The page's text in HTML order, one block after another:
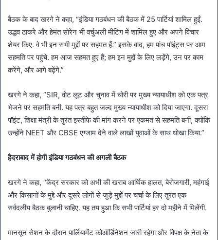
बैठक के बाद खरगे ने कहा, “इंडिया गठबंधन की बैठक में 25 पार्टियां शामिल हुईं.
उद्धव ठाकरे और हेमंत सोरेन भी वर्चुअली मीटिंग में शामिल हुए और अपने विचार
शेयर किए. वे भी इन सभी मुद्दों पर सहमत हैं.” इसके बाद, हम पांच पॉइंट्स पर आम
सहमति पर पहुंचे. हम आज सहमत हुए हैं; हम इन मुद्दों के लिए लड़ेंगे, उन पर काम
करेंगे, और आगे बढ़ेंगे.”
खरगे ने कहा, “SIR, वोट लूट और चुनाव में चोरी पर मुख्य न्यायाधीश को एक पत्र
भेजने पर सहमति बनी. यह पत्र बहुत जल्द मुख्य न्यायाधीश को दिया जाएगा. दूसरा
पॉइंट, शिक्षा मंत्री के तुरंत इस्तीफे की मांग करने पर एकमत से सहमति बनी, क्योंकि
उन्होंने NEET और CBSE एग्जाम देने वाले लाखों युवाओं के साथ धोखा किया.”
हैदराबाद में होगी इंडिया गठबंधन की अगली बैठक
खरगे ने कहा, “केंद्र सरकार को अभी की खराब आर्थिक हालत, बेरोजगारी, महंगाई
और किसानों के मुद्दे और दूसरे लोगों से जुड़े मुद्दों पर चर्चा के लिए तुरंत एक
सर्वदलीय बैठक बुलानी चाहिए. यह तय हुआ कि सभी पार्टियां हर दो महीने में मिलेंगी.
मानसून सेशन के दौरान पार्लियामेंट कोऑर्डिनेशन जारी रहेगा और विपक्ष के नेता के